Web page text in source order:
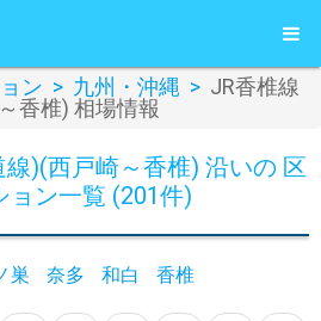
ン > 九州・沖縄 > JR香椎線
香椎) 相場情報
)(西戸崎～香椎) 沿いの 区
ョン一覧 (201件)
巣 奈多 和白 香椎